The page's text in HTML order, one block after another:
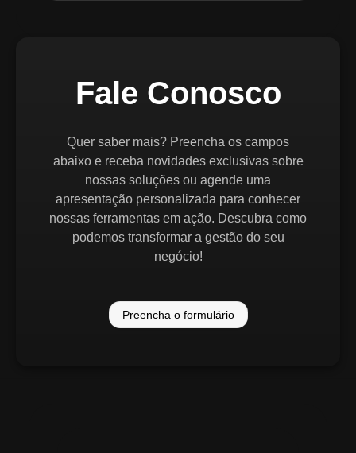
Fale Conosco
Quer saber mais? Preencha os campos
abaixo e receba novidades exclusivas sobre
nossas soluções ou agende uma
apresentação personalizada para conhecer
nossas ferramentas em ação. Descubra como
podemos transformar a gestão do seu
negócio!
Preencha o formulário